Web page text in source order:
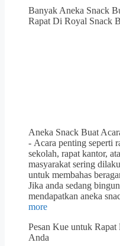
Banyak Aneka Snack
Rapat Di Royal Snack
Aneka Snack Buat
- Acara penting seperti
sekolah, rapat kantor,
masyarakat sering
untuk membahas
Jika anda sedang
mendapatkan aneka
more
Pesan Kue untuk Rapat
Anda